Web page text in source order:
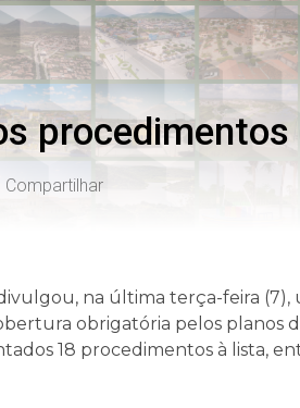
Compartilhar
na última terça-feira (7),
obrigatória pelos planos
18 procedimentos à lista,